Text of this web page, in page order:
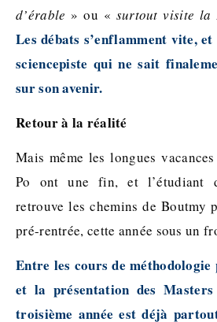
d’érable » ou « surtout visite la
Les débats s’enflamment vite,
sciencepiste qui ne sait
sur son avenir.
Retour à la réalité
Mais même les longues
Po ont une fin, et l’étudiant
retrouve les chemins de Boutmy
pré-rentrée, cette année sous un
Entre les cours de
et la présentation des
troisième année est déjà